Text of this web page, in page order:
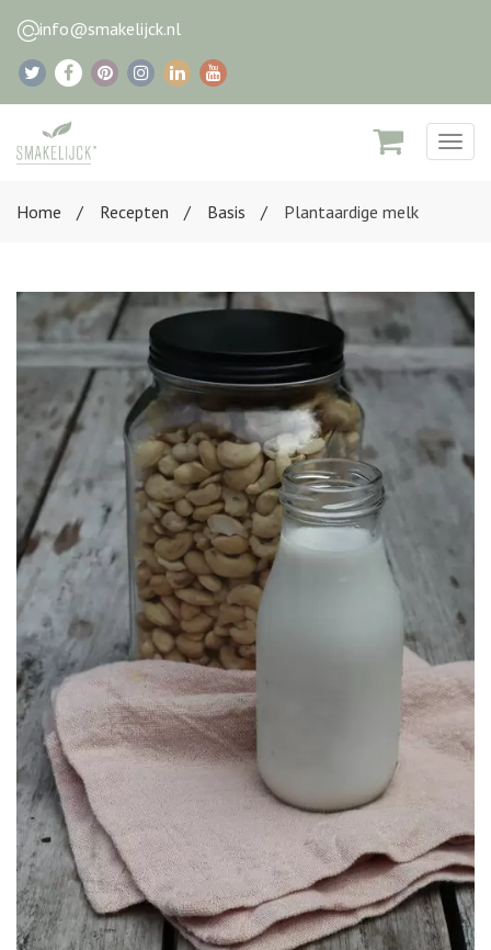
info@smakelijck.nl
Home
Recepten Basis Plantaardige melk